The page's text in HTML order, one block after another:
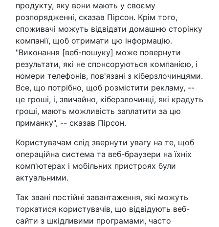
продукту, яку вони мають у своєму
розпорядженні, сказав Пірсон. Крім того,
споживачі можуть відвідати домашню сторінку
компанії, щоб отримати цю інформацію.
"Виконання [веб-пошуку] може повернути
результати, які не спонсоруються компанією, і
номери телефонів, пов'язані з кіберзлочинцями.
Все, що потрібно, щоб розмістити рекламу, --
це гроші, і, звичайно, кіберзлочинці, які крадуть
гроші, мають можливість заплатити за цю
приманку", -- сказав Пірсон.
Користувачам слід звернути увагу на те, щоб
операційна система та веб-браузери на їхніх
комп'ютерах і мобільних пристроях були
актуальними.
Так звані постійні завантаження, які можуть
торкатися користувачів, що відвідують веб-
сайти з шкідливими програмами, часто